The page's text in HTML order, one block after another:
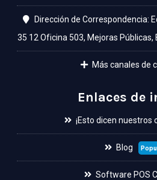
Dirección de Correspondencia:
35 12 Oficina 503, Mejoras
Más canales de
Enlaces de
¡Esto dicen nuestros
Blog
Software POS